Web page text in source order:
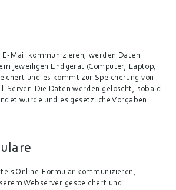
E-Mail kommunizieren, werden Daten
jeweiligen Endgerät (Computer, Laptop,
und es kommt zur Speicherung von
Server. Die Daten werden gelöscht, sobald
wurde und es gesetzliche Vorgaben
Online-Formular kommunizieren,
Webserver gespeichert und